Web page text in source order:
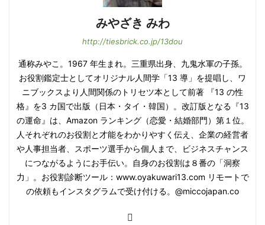
みやざき みわ
http://tiesbrick.co.jp/13dou
通称みやこ。1967 年生まれ。三重県出身、九鬼水軍の子孫。
お役割鑑定士としてオリジナル人間学「13 導」を提唱し、ワ
ニブックスより人間関係のトリセツ本として前著 『13 の性
格』を3 カ国で出版（日本・タイ・韓国）。改訂版となる『13
の運命』は、Amazon ランキング（恋愛・結婚部門）第１位。
人それぞれのお役割と才能をわかりやすく伝え、企業の経営者
や人事担当者、スポーツ選手から個人まで、ビジネスチャンス
につながるようにお手伝い。自身のお役割は８番の「洞察
力」。お役割診断ツール：www.oyakuwari13.com リモートで
の依頼もインスタグラムで受け付ける。@miccojapan.co